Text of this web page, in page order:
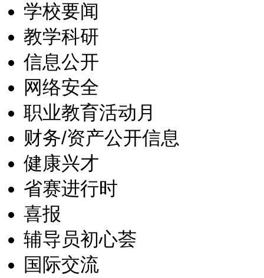
学校要闻
教学科研
信息公开
网络安全
职业教育活动月
财务/资产公开信息
健康兴才
省赛进行时
喜报
辅导员初心荟
国际交流